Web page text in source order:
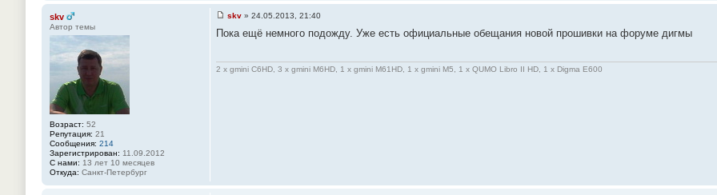
skv
Автор темы
Возраст: 52
Репутация: 21
Сообщения: 214
Зарегистрирован: 11.09.2012
С нами: 13 лет 10 месяцев
Откуда: Санкт-Петербург
о
щ
е
skv » 24.05.2013, 21:40
Пока ещё немного подожду. Уже есть официальные обещания новой прошивки на форуме дигмы
2 x gmini C6HD, 3 x gmini M6HD, 1 x gmini M61HD, 1 x gmini M5, 1 x QUMO Libro II HD, 1 x Digma E600